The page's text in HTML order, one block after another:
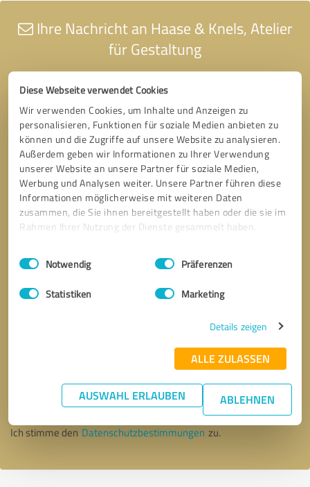
Diese Webseite verwendet Cookies
Wir verwenden Cookies, um Inhalte und Anzeigen zu
personalisieren, Funktionen für soziale Medien anbieten zu
können und die Zugriffe auf unsere Website zu analysieren.
Außerdem geben wir Informationen zu Ihrer Verwendung
unserer Website an unsere Partner für soziale Medien,
Werbung und Analysen weiter. Unsere Partner führen diese
Informationen möglicherweise mit weiteren Daten
zusammen, die Sie ihnen bereitgestellt haben oder die sie im
Rahmen Ihrer Nutzung der Dienste gesammelt haben.
Impressum Datenschutzbestimmungen
Einwilligungsauswahl
Notwendig Präferenzen
Statistiken Marketing
Details zeigen
ALLE ZULASSEN
AUSWAHL ERLAUBEN ABLEHNEN
Ihre Nachricht an Haase & Knels, Atelier
für Gestaltung
* Erforderliche Angaben
Nachricht senden
Ich stimme den Datenschutzbestimmungen zu.